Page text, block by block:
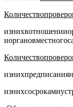
Количество
изнихвотношении
иоргановместного
Количество
изнихпредписания
изнихсосроками